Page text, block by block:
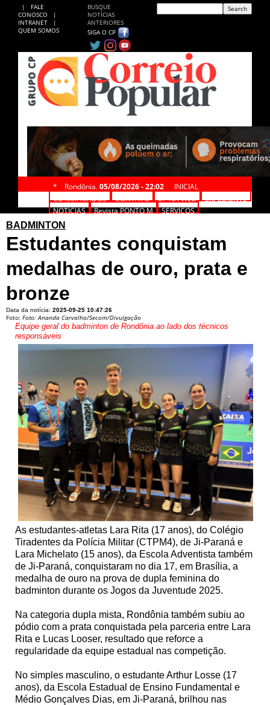
|
FALE
CONOSCO
|
INTRANET
|
QUEM SOMOS
BUSQUE
NOTÍCIAS
ANTERIORES
SIGA O CP
* Rondônia, 05/08/2026 - 22:02
INICIAL
CLASSIFICADOS
CONTATO CP NA WEB
EXPEDIENTE
NOTÍCIAS
Revista PONTO M
SERVIÇOS
BADMINTON
Estudantes conquistam
medalhas de ouro, prata e
bronze
Data da notícia: 2025-09-25 10:47:26
Foto: Foto: Ananda Carvalho/Secom/Divulgação
Equipe geral do badminton de Rondônia ao lado dos técnicos
responsáveis
As estudantes-atletas Lara Rita (17 anos), do Colégio
Tiradentes da Polícia Militar (CTPM4), de Ji-Paraná e
Lara Michelato (15 anos), da Escola Adventista também
de Ji-Paraná, conquistaram no dia 17, em Brasília, a
medalha de ouro na prova de dupla feminina do
badminton durante os Jogos da Juventude 2025.
Na categoria dupla mista, Rondônia também subiu ao
pódio com a prata conquistada pela parceria entre Lara
Rita e Lucas Looser, resultado que reforce a
regularidade da equipe estadual nas competição.
No simples masculino, o estudante Arthur Losse (17
anos), da Escola Estadual de Ensino Fundamental e
Médio Gonçalves Dias, em Ji-Paraná, brilhou nas